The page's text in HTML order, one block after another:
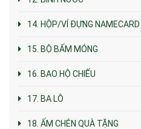
14. HỘP/VÍ ĐỰNG NAMECARD
15. BỘ BẤM MÓNG
16. BAO HỘ CHIẾU
17. BA LÔ
18. ẤM CHÉN QUÀ TẶNG